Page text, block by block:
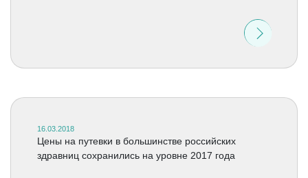
16.03.2018
Цены на путевки в большинстве российских
здравниц сохранились на уровне 2017 года